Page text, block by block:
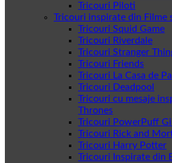
Tricouri Piloti
Tricouri inspirate din Filme
Tricouri Squid Game
Tricouri Riverdale
Tricouri Stranger
Tricouri Friends
Tricouri La Casa de
Tricouri Deadpool
Tricouri cu mesaje
Thrones
Tricouri PowerPuff
Tricouri Rick and
Tricouri Harry Potter
Tricouri Inspirate din